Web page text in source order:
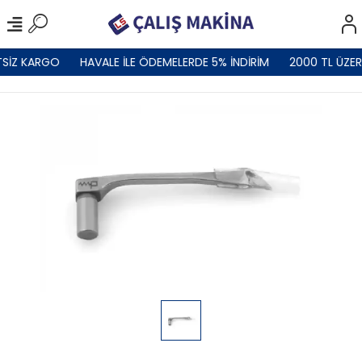
KARGO HAVALE İLE ÖDEMELERDE 5% İNDİRİM 2000 TL